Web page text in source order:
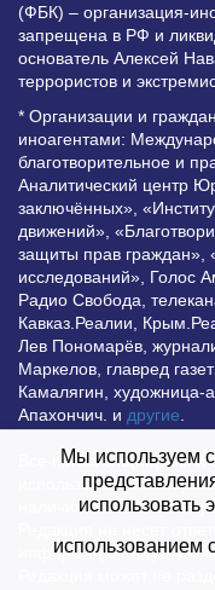
(ФБК) – организация-
запрещена в РФ и
основатель Алексей
террористов и
* Организации и
иноагентами:
благотворительное и
Аналитический центр
заключённых»,
движений»,
защиты прав граждан»,
исследований», Голос
Радио Свобода,
Кавказ.Реалии,
Лев Пономарёв,
Маркелов, главред
Камалягин, художница-
Апахончич. и другие
Все права защищены и
использование
наличия активной
Редакция не несет
информации,
Мы используем
использовать
использованием